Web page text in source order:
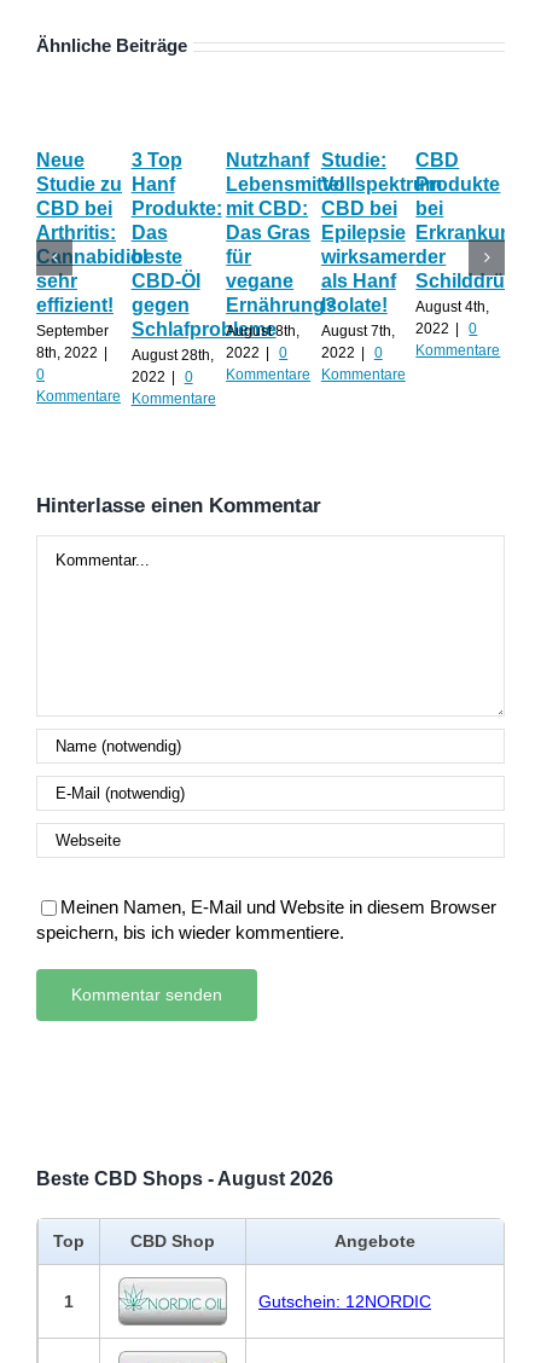
Ähnliche Beiträge
Neue
Studie zu
CBD bei
Arthritis:
Cannabidiol
sehr
effizient!
September
8th, 2022 |
0
Kommentare
3 Top
Hanf
Produkte:
Das
beste
CBD-Öl
gegen
Schlafprobleme
August 28th,
2022 |
0
Kommentare
Nutzhanf
Lebensmittel
mit CBD:
Das Gras
für
vegane
Ernährung?
August 8th,
2022 |
0
Kommentare
Studie:
Vollspektrum
CBD bei
Epilepsie
wirksamer
als Hanf
Isolate!
August 7th,
2022 |
0
Kommentare
CBD
Produkte
bei
der
Schilddrüse
August 4th,
2022 |
0
Kommentare
Hinterlasse einen Kommentar
Meinen Namen, E-Mail und Website in diesem Browser
speichern, bis ich wieder kommentiere.
Beste CBD Shops - August 2026
Top CBD Shop Angebote
1 Gutschein: 12NORDIC